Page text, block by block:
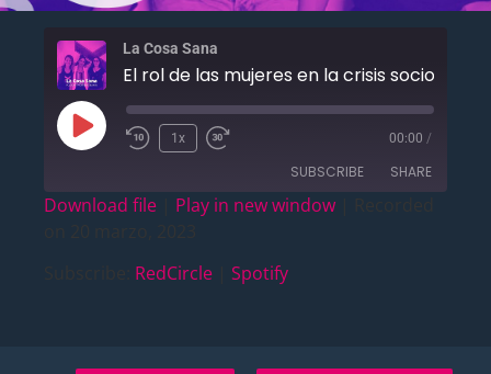
La Cosa Sana
1x 00:00 /
SUBSCRIBE SHARE
Download file Play in new window
RedCircle Spotify